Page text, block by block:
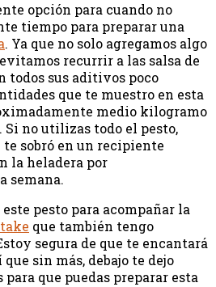
opción para cuando no
tiempo para preparar una
. Ya que no solo agregamos algo
recurrir a las salsa de
todos sus aditivos poco
que te muestro en esta
medio kilogramo
Si no utilizas todo el pesto,
te sobró en un recipiente
la heladera por
semana.
pesto para acompañar la
que también tengo
segura de que te encantará
sin más, debajo te dejo
que puedas preparar esta